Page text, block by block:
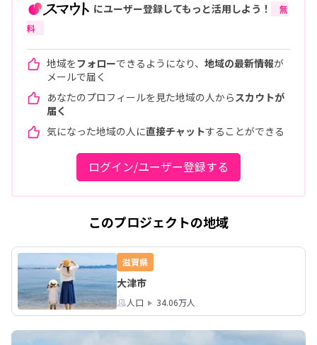
にユーザー登録してもっと活用しよう！
無
料
地域をフォローできるようになり、 地域の最新情報が
メールで届く
あなたのプロフィールを見た地域の人から スカウトが
届く
気になった地域の人に直接チャットすることができる
ログイン/ユーザー登録する
このプロジェクトの地域
滋賀県
大津市
人口 34.06万人